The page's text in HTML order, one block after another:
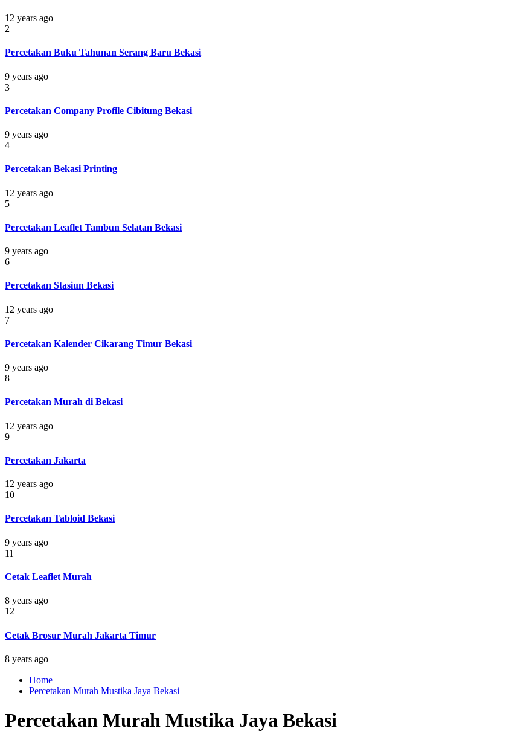
12 years ago
2
Percetakan Buku Tahunan Serang Baru Bekasi
9 years ago
3
Percetakan Company Profile Cibitung Bekasi
9 years ago
4
Percetakan Bekasi Printing
12 years ago
5
Percetakan Leaflet Tambun Selatan Bekasi
9 years ago
6
Percetakan Stasiun Bekasi
12 years ago
7
Percetakan Kalender Cikarang Timur Bekasi
9 years ago
8
Percetakan Murah di Bekasi
12 years ago
9
Percetakan Jakarta
12 years ago
10
Percetakan Tabloid Bekasi
9 years ago
11
Cetak Leaflet Murah
8 years ago
12
Cetak Brosur Murah Jakarta Timur
8 years ago
Home
Percetakan Murah Mustika Jaya Bekasi
Percetakan Murah Mustika Jaya Bekasi